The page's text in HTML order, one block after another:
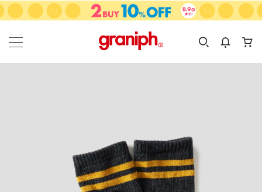
カテゴリーから探す
KIDS
カテゴリ
サイズ